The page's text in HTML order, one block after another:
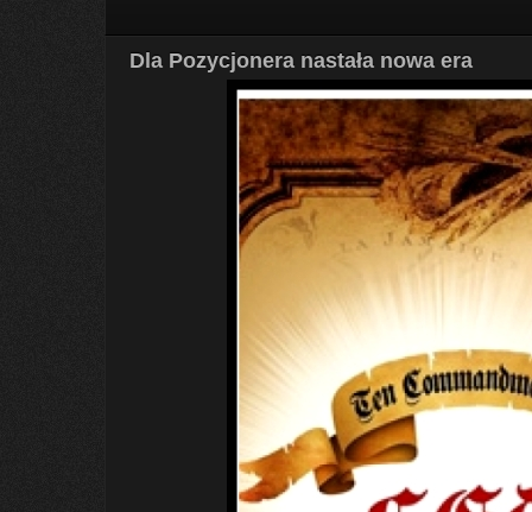
Dla Pozycjonera nastała nowa era